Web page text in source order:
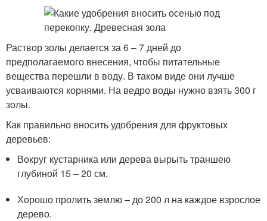
Раствор золы делается за 6 – 7 дней до
предполагаемого внесения, чтобы питательные
вещества перешли в воду. В таком виде они лучше
усваиваются корнями. На ведро воды нужно взять 300 г
золы.
Как правильно вносить удобрения для фруктовых
деревьев:
Вокруг кустарника или дерева вырыть траншею
глубиной 15 – 20 см.
Хорошо пролить землю – до 200 л на каждое взрослое
дерево.